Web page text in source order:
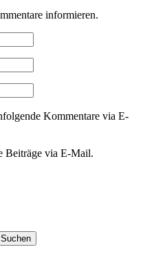
informieren.
Kommentare via E-
Beiträge via E-Mail.